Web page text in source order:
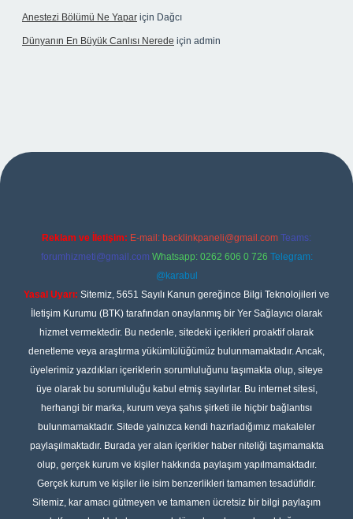
Anestezi Bölümü Ne Yapar için Dağcı
Dünyanın En Büyük Canlısı Nerede için admin
giriş
Reklam ve İletişim: E-mail: backlinkpaneli@gmail.com Teams:
forumhizmeti@gmail.com Whatsapp: 0262 606 0 726 Telegram:
@karabul
Yasal Uyarı: Sitemiz, 5651 Sayılı Kanun gereğince Bilgi Teknolojileri ve
İletişim Kurumu (BTK) tarafından onaylanmış bir Yer Sağlayıcı olarak
hizmet vermektedir. Bu nedenle, sitedeki içerikleri proaktif olarak
denetleme veya araştırma yükümlülüğümüz bulunmamaktadır. Ancak,
üyelerimiz yazdıkları içeriklerin sorumluluğunu taşımakta olup, siteye
üye olarak bu sorumluluğu kabul etmiş sayılırlar. Bu internet sitesi,
herhangi bir marka, kurum veya şahıs şirketi ile hiçbir bağlantısı
bulunmamaktadır. Sitede yalnızca kendi hazırladığımız makaleler
paylaşılmaktadır. Burada yer alan içerikler haber niteliği taşımamakta
olup, gerçek kurum ve kişiler hakkında paylaşım yapılmamaktadır.
Gerçek kurum ve kişiler ile isim benzerlikleri tamamen tesadüfidir.
Sitemiz, kar amacı gütmeyen ve tamamen ücretsiz bir bilgi paylaşım